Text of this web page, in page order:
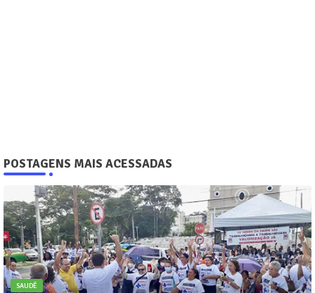
POSTAGENS MAIS ACESSADAS
SAUDÊ